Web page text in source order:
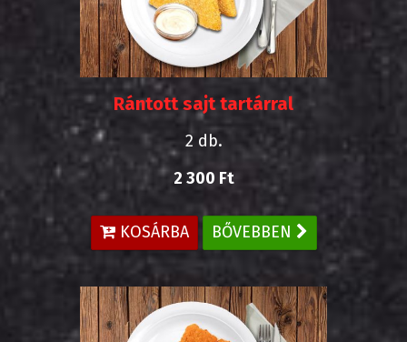
Rántott sajt tartárral
2 db.
2 300 Ft
KOSÁRBA BŐVEBBEN